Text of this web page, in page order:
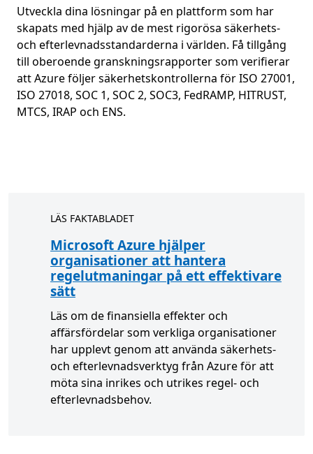
Utveckla dina lösningar på en plattform som har
skapats med hjälp av de mest rigorösa säkerhets-
och efterlevnadsstandarderna i världen. Få tillgång
till oberoende granskningsrapporter som verifierar
att Azure följer säkerhetskontrollerna för ISO 27001,
ISO 27018, SOC 1, SOC 2, SOC3, FedRAMP, HITRUST,
MTCS, IRAP och ENS.
LÄS FAKTABLADET
Microsoft Azure hjälper
organisationer att hantera
regelutmaningar på ett effektivare
sätt
Läs om de finansiella effekter och
affärsfördelar som verkliga organisationer
har upplevt genom att använda säkerhets-
och efterlevnadsverktyg från Azure för att
möta sina inrikes och utrikes regel- och
efterlevnadsbehov.